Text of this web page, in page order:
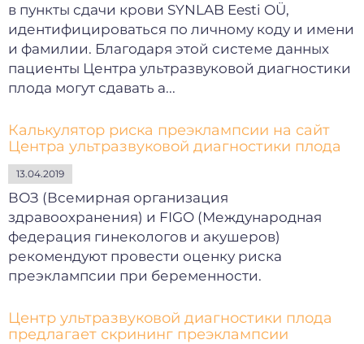
в пункты сдачи крови SYNLAB Eesti OÜ,
идентифицироваться по личному коду и имени
и фамилии. Благодаря этой системе данных
пациенты Центра ультразвуковой диагностики
плода могут сдавать а...
Калькулятор риска преэклампсии на сайт
Центра ультразвуковой диагностики плода
13.04.2019
ВОЗ (Всемирная организация
здравоохранения) и FIGO (Международная
федерация гинекологов и акушеров)
рекомендуют провести оценку риска
преэклампсии при беременности.
Центр ультразвуковой диагностики плода
предлагает скрининг преэклампсии